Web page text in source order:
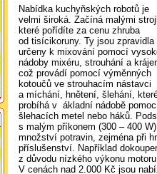
Nabídka kuchyňských robotů je
velmi široká. Začíná malými
které pořídíte za cenu zhruba
od tisícikoruny. Ty jsou zpravidla
určeny k mixování pomocí
nádoby mixéru, strouhání a
což provádí pomocí výměnných
kotoučů ve strouhacím nástavci
a míchání, hnětení, šlehání,
probíhá v ákladní nádobě
šlehacích metel nebo háků.
s malým příkonem (300 – 400
množství potravin, zejména při
příslušenství. Například
z důvodu nízkého výkonu
V cenách nad 2.000 Kč jsou